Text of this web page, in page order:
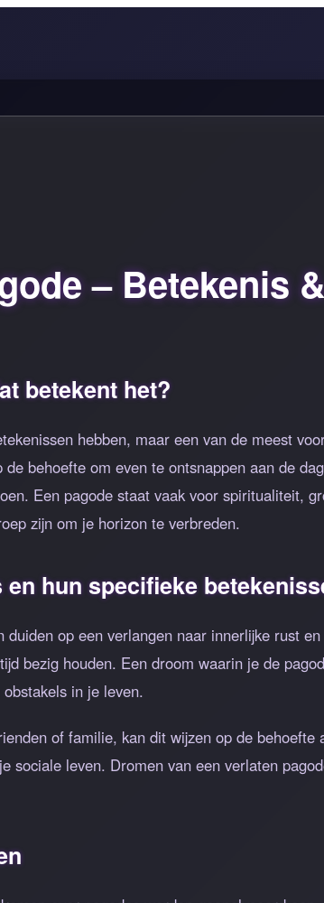
– Betekenis
betekent het?
hebben, maar een van de meest
behoefte om even te ontsnappen aan de
Een pagode staat vaak voor spiritualiteit,
zijn om je horizon te verbreden.
hun specifieke
op een verlangen naar innerlijke rust
bezig houden. Een droom waarin je de
in je leven.
of familie, kan dit wijzen op de
sociale leven. Dromen van een verlaten